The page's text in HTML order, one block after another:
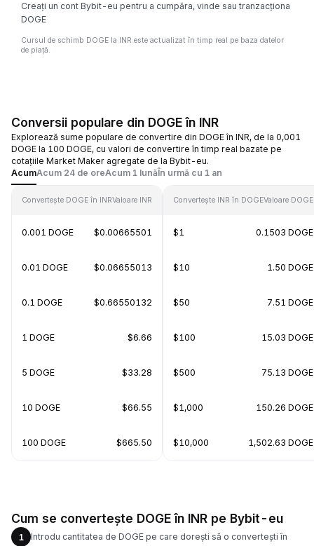
Creați un cont Bybit-eu pentru a cumpăra, vinde sau tranzacționa
DOGE
Cursul de schimb DOGE la INR este actualizat în timp real pe baza datelor
de piață.
Conversii populare din DOGE în INR
Explorează sume populare de convertire din DOGE în INR, de la 0,001
DOGE la 100 DOGE, cu valori de convertire în timp real bazate pe
cotațiile Market Maker agregate de la Bybit-eu.
AcumAcum 24 de oreAcum 1 lunăÎn urmă cu 1 an
Convertește DOGE în INRValoare INR
0.001 DOGE $0.00665501
0.01 DOGE $0.06655013
0.1 DOGE $0.66550132
1 DOGE $6.66
5 DOGE $33.28
10 DOGE $66.55
100 DOGE $665.50
Convertește INR în DOGEValoare DOGE
$1 0.1503 DOGE
$10 1.50 DOGE
$50 7.51 DOGE
$100 15.03 DOGE
$500 75.13 DOGE
$1,000 150.26 DOGE
$10,000 1,502.63 DOGE
Cum se convertește DOGE în INR pe Bybit-eu
1
Introdu cantitatea de DOGE pe care dorești să o convertești în